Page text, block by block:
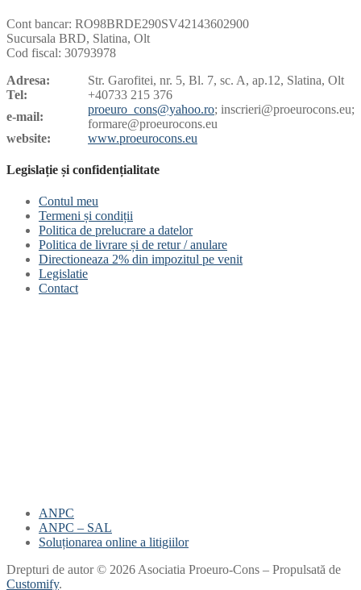
Cont bancar: RO98BRDE290SV42143602900
Sucursala BRD, Slatina, Olt
Cod fiscal: 30793978
Adresa:
Str. Garofitei, nr. 5, Bl. 7, sc. A, ap.12, Slatina, Olt
Tel:
+40733 215 376
e-mail:
proeuro_cons@yahoo.ro; inscrieri@proeurocons.eu;
formare@proeurocons.eu
website:
www.proeurocons.eu
Legislație și confidențialitate
Contul meu
Termeni și condiții
Politica de prelucrare a datelor
Politica de livrare și de retur / anulare
Directioneaza 2% din impozitul pe venit
Legislatie
Contact
ANPC
ANPC – SAL
Soluționarea online a litigiilor
Drepturi de autor © 2026 Asociatia Proeuro-Cons – Propulsată de
Customify.